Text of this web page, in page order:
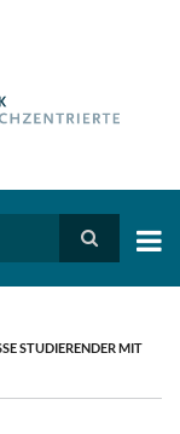
STUDIERENDER MIT